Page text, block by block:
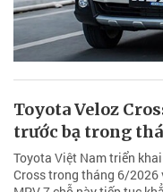
Toyota Veloz
trước bạ trong
Toyota Việt Nam triển
Cross trong tháng 6/2026